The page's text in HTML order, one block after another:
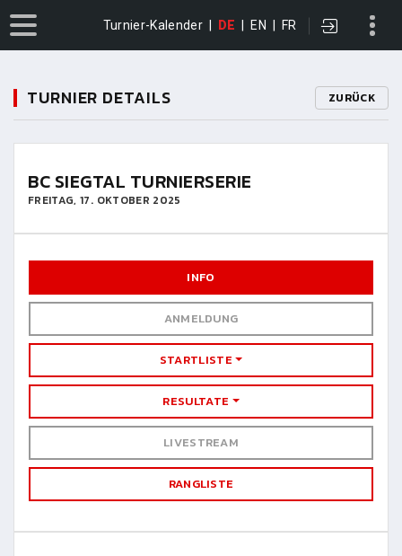
Turnier-Kalender DE EN FR
TURNIER DETAILS ZURÜCK
BC SIEGTAL TURNIERSERIE
FREITAG, 17. OKTOBER 2025
INFO
ANMELDUNG
STARTLISTE
RESULTATE
LIVESTREAM
RANGLISTE